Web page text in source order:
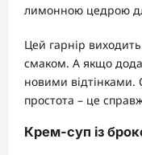
лимонною цедрою
Цей гарнір
смаком. А якщо
новими відтінками.
простота – це
Крем-суп із